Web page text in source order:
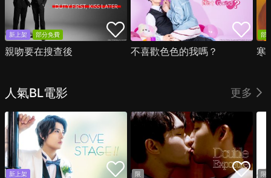
新上架 部分免費
親吻要在搜查後 不喜歡色色的我嗎？
部
寒
人氣BL電影 更多
新上架 限 限